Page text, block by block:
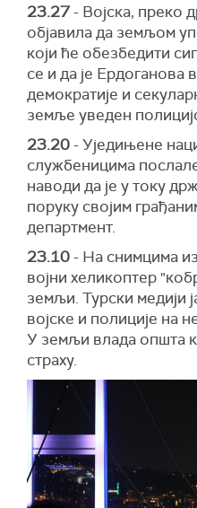
23.27- Војска, преко
објавила да земљом
који ће обезбедити
се и да је Ердоганова
демократије и
земље уведен
23.20- Уједињене
службеницима
наводи да је у току
поруку својим
департмент.
23.10- На снимцима
војни хеликоптер
земљи. Турски медији
војске и полиције на
У земљи влада општа
страху.